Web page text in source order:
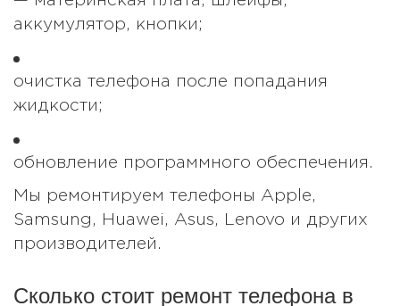
аккумулятор, кнопки;
очистка телефона после попадания
жидкости;
обновление программного обеспечения.
Мы ремонтируем телефоны Apple,
Samsung, Huawei, Asus, Lenovo и других
производителей.
Сколько стоит ремонт телефона в